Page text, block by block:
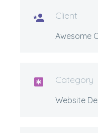
 Client
Awesome
 Category
Website